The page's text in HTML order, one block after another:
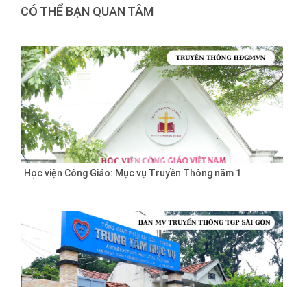
CÓ THỂ BẠN QUAN TÂM
Học viện Công Giáo: Mục vụ Truyền Thông năm 1